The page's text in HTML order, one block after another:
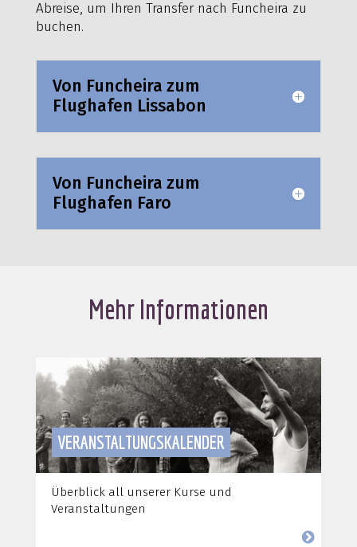
Abreise, um Ihren Transfer nach Funcheira zu
buchen.
Von Funcheira zum
Flughafen Lissabon
Von Funcheira zum
Flughafen Faro
Mehr Informationen
VERANSTALTUNGSKALENDER
Überblick all unserer Kurse und
Veranstaltungen